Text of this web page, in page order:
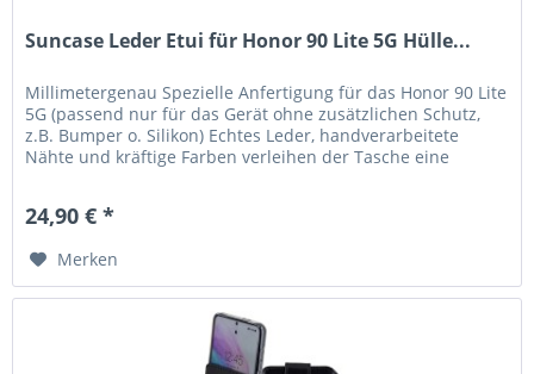
Suncase Leder Etui für Honor 90 Lite 5G Hülle...
Millimetergenau Spezielle Anfertigung für das Honor 90 Lite
5G (passend nur für das Gerät ohne zusätzlichen Schutz,
z.B. Bumper o. Silikon) Echtes Leder, handverarbeitete
Nähte und kräftige Farben verleihen der Tasche eine
24,90 € *
Merken